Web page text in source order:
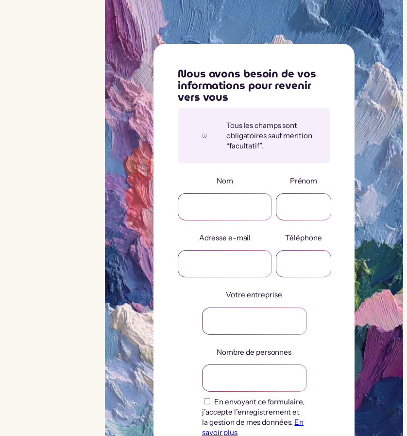
Nous avons besoin de vos
informations pour revenir
vers vous
Tous les champs sont
obligatoires sauf mention
“facultatif”.
Nom Prénom
Adresse e-mail Téléphone
Votre entreprise
Nombre de personnes
En envoyant ce formulaire,
j’accepte l’enregistrement et
la gestion de mes données. En
savoir plus